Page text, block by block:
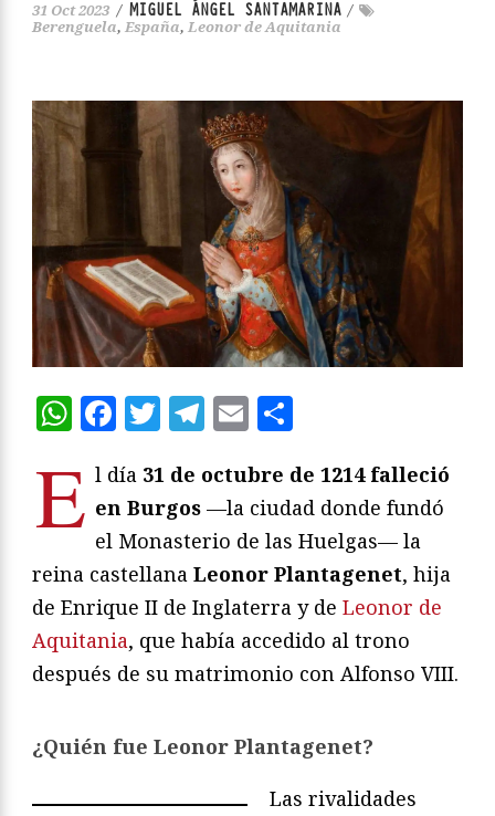
31 Oct 2023 / MIGUEL ÁNGEL SANTAMARINA /
Berenguela, España, Leonor de Aquitania
WhatsApp
Facebook
Twitter
Telegram
Email
E l día 31 de octubre de 1214 falleció
en Burgos —la ciudad donde fundó
el Monasterio de las Huelgas— la
reina castellana Leonor Plantagenet, hija
de Enrique II de Inglaterra y de Leonor de
Aquitania, que había accedido al trono
después de su matrimonio con Alfonso VIII.
¿Quién fue Leonor Plantagenet?
Las rivalidades